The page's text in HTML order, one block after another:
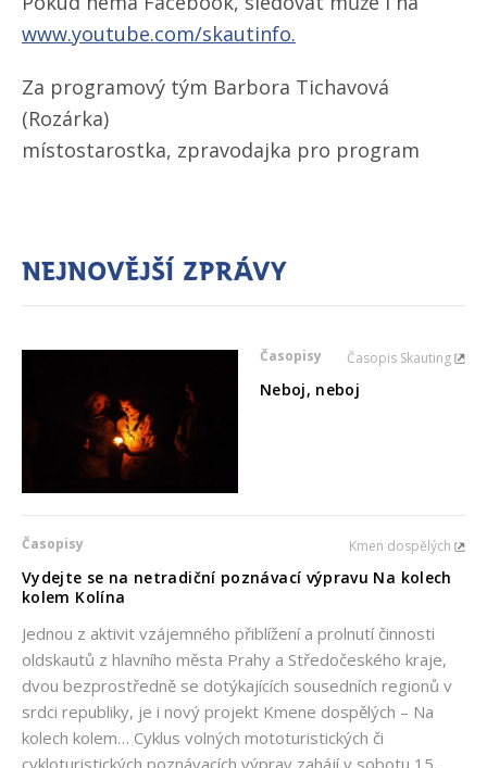
www.youtube.com/​skautinfo.
Za programový tým Barbora Tichavová
(Rozárka)
místostarostka, zpravodajka pro program
Nejnovější zprávy
Časopisy Časopis Skauting
Neboj, neboj
Časopisy Kmen dospělých
Vydejte se na netradiční poznávací výpravu Na kolech
kolem Kolína
Jednou z aktivit vzájemného přiblížení a prolnutí činnosti
oldskautů z hlavního města Prahy a Středočeského kraje,
dvou bezprostředně se dotýkajících sousedních regionů v
srdci republiky, je i nový projekt Kmene dospělých – Na
kolech kolem… Cyklus volných mototuristických či